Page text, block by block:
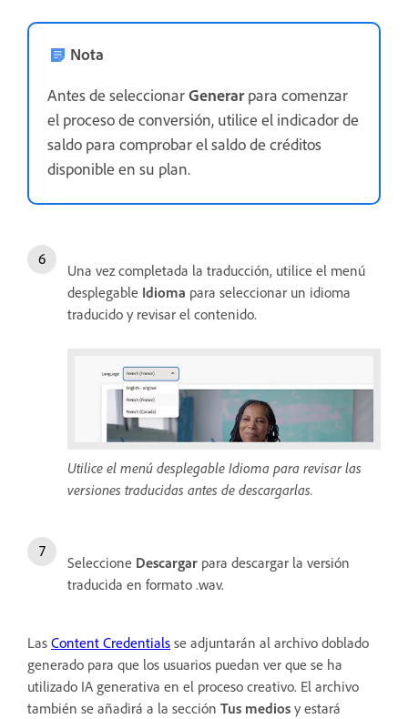
Nota
Antes de seleccionarGenerarpara comenzar
el proceso de conversión, utilice el indicador de
saldo para comprobar el saldo de créditos
disponible en su plan.
Una vez completada la traducción, utilice el menú
desplegable Idioma para seleccionar un idioma
traducido y revisar el contenido.
Utilice el menú desplegable Idioma para revisar las
versiones traducidas antes de descargarlas.
Seleccione Descargar para descargar la versión
traducida en formato .wav.
Las Content Credentials se adjuntarán al archivo doblado
generado para que los usuarios puedan ver que se ha
utilizado IA generativa en el proceso creativo. El archivo
también se añadirá a la sección Tus medios y estará